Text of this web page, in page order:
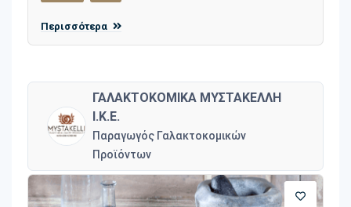
Περισσότερα
ΓΑΛΑΚΤΟΚΟΜΙΚΑ ΜΥΣΤΑΚΕΛΛΗ
Ι.Κ.Ε.
Παραγωγός Γαλακτοκομικών
Προϊόντων